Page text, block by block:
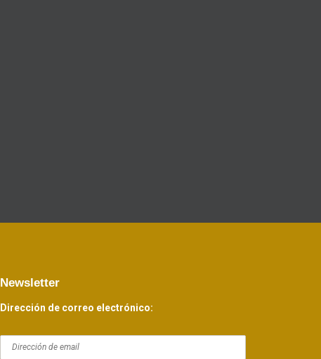
Newsletter
Dirección de correo electrónico: